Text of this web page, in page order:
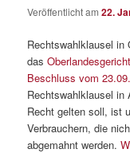
Veröffentlicht am22.
Rechtswahlklausel in
das
Beschluss vom
Rechtswahlklausel
Recht gelten soll, ist
Verbrauchern, die
abgemahnt werden.